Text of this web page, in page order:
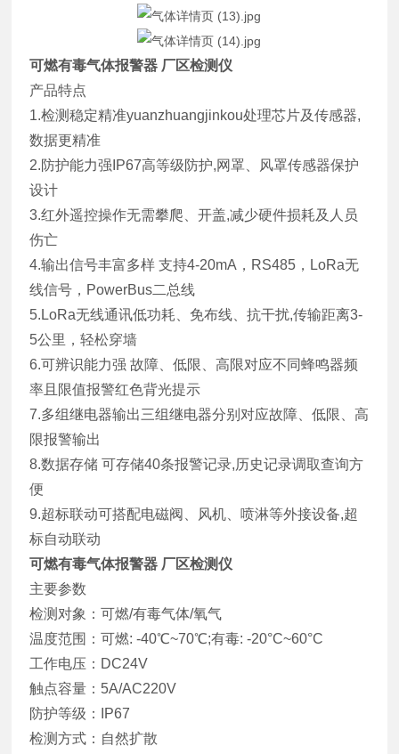
可燃有毒气体报警器 厂区检测仪
产品特点
1.检测稳定精准yuanzhuangjinkou处理芯片及传感器,
数据更精准
2.防护能力强IP67高等级防护,网罩、风罩传感器保护
设计
3.红外遥控操作无需攀爬、开盖,减少硬件损耗及人员
伤亡
4.输出信号丰富多样 支持4-20mA，RS485，LoRa无
线信号，PowerBus二总线
5.LoRa无线通讯低功耗、免布线、抗干扰,传输距离3-
5公里，轻松穿墙
6.可辨识能力强 故障、低限、高限对应不同蜂鸣器频
率且限值报警红色背光提示
7.多组继电器输出三组继电器分别对应故障、低限、高
限报警输出
8.数据存储 可存储40条报警记录,历史记录调取查询方
便
9.超标联动可搭配电磁阀、风机、喷淋等外接设备,超
标自动联动
可燃有毒气体报警器 厂区检测仪
主要参数
检测对象：可燃/有毒气体/氧气
温度范围：可燃: -40℃~70℃;有毒: -20°C~60°C
工作电压：DC24V
触点容量：5A/AC220V
防护等级：IP67
检测方式：自然扩散